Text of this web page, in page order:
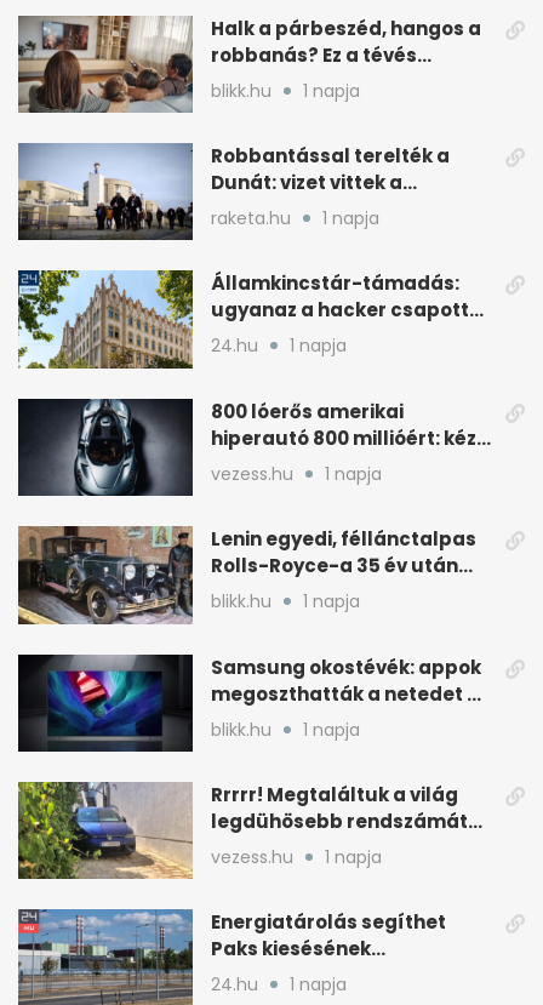
Halk a párbeszéd, hangos a
robbanás? Ez a tévés
beállítás segít
blikk.hu 1 napja
Robbantással terelték a
Dunát: vizet vittek a
cernavodai atomerőmű felé
raketa.hu 1 napja
Államkincstár-támadás:
ugyanaz a hacker csapott
le, mint Romániában
24.hu 1 napja
800 lóerős amerikai
hiperautó 800 millióért: kézi
váltóval jön
vezess.hu 1 napja
Lenin egyedi, féllánctalpas
Rolls-Royce-a 35 év után
kijött a garázsból
blikk.hu 1 napja
Samsung okostévék: appok
megoszthatták a netedet a
tudtod nélkül
blikk.hu 1 napja
Rrrrr! Megtaláltuk a világ
legdühösebb rendszámát
és az árát is
vezess.hu 1 napja
Energiatárolás segíthet
Paks kiesésének
áthidalásában
24.hu 1 napja